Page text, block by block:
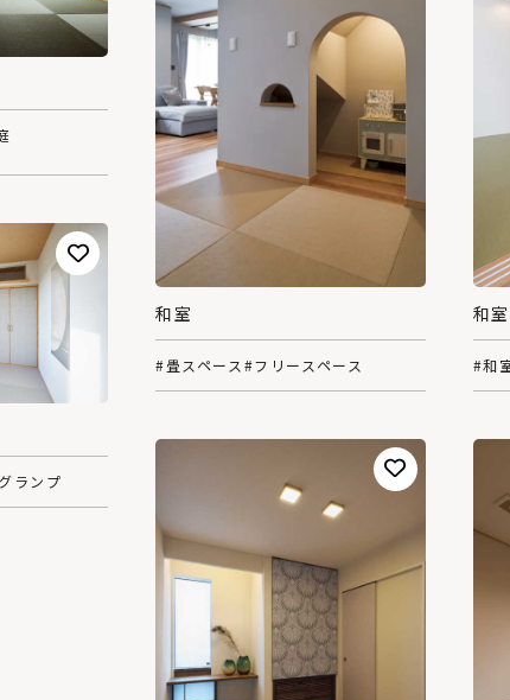
和室
#畳スペース #フリースペース
和室
#和
ランプ